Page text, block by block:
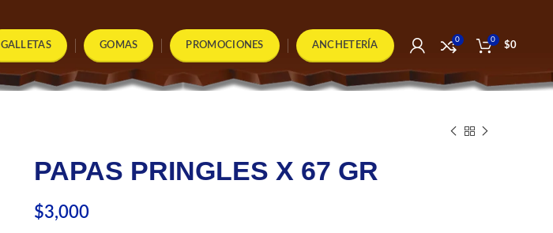
GALLETAS GOMAS PROMOCIONES ANCHETERÍA
0 0
$0
PAPAS PRINGLES X 67 GR
$3,000